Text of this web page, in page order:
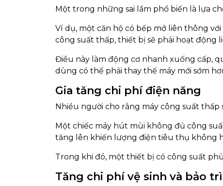
Một trong những sai lầm phổ biến là lựa
Ví dụ, một căn hộ có bếp mở liên thông
công suất thấp, thiết bị sẽ phải hoạt động
Điều này làm động cơ nhanh xuống cấp,
dùng có thể phải thay thế máy mới sớm
Gia tăng chi phí điện năng
Nhiều người cho rằng máy công suất
Một chiếc máy hút mùi không đủ công
tăng lên khiến lượng điện tiêu thụ không
Trong khi đó, một thiết bị có công suất
Tăng chi phí vệ sinh và bảo trì